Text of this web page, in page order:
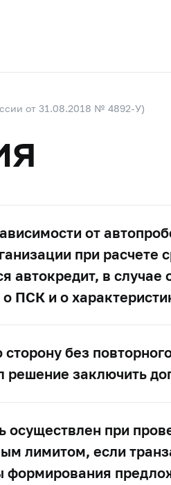
от 31.08.2018 № 4892-У)
от
при расчете
автокредит, в случае
ПСК и о
без
решение заключить
при
лимитом, если
формирования